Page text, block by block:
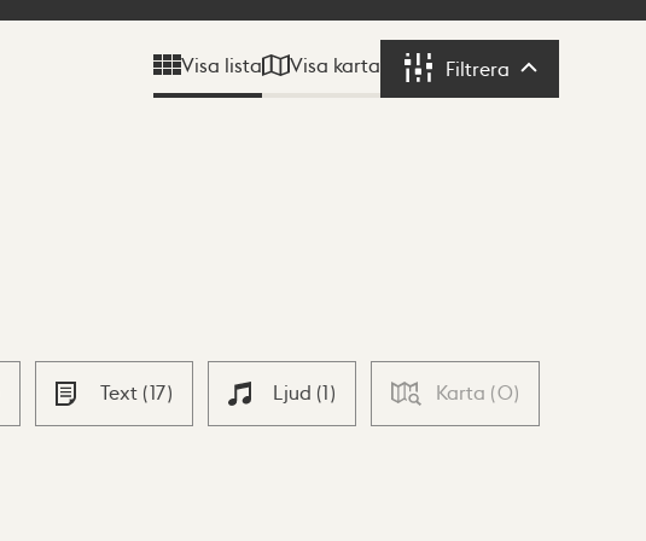
Visa lista Visa karta Filtrera Filtrera
Text (17) Ljud (1) Karta (0)